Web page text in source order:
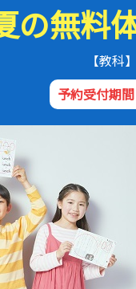
の無料
【教科
予約受付期